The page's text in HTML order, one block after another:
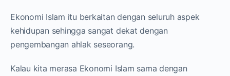
Ekonomi Islam itu berkaitan dengan seluruh aspek
kehidupan sehingga sangat dekat dengan
pengembangan ahlak seseorang.
Kalau kita merasa Ekonomi Islam sama dengan